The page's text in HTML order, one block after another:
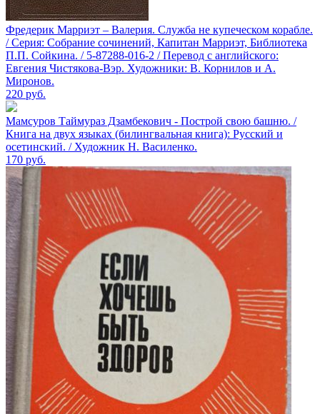
Фредерик Марриэт – Валерия. Служба не купеческом корабле.
/ Серия: Собрание сочинений, Капитан Марриэт, Библиотека
П.П. Сойкина. / 5-87288-016-2 / Перевод с английского:
Евгения Чистякова-Вэр. Художники: В. Корнилов и А.
Миронов.
220 руб.
Мамсуров Таймураз Дзамбекович - Построй свою башню. /
Книга на двух языках (билингвальная книга): Русский и
осетинский. / Художник Н. Василенко.
170 руб.